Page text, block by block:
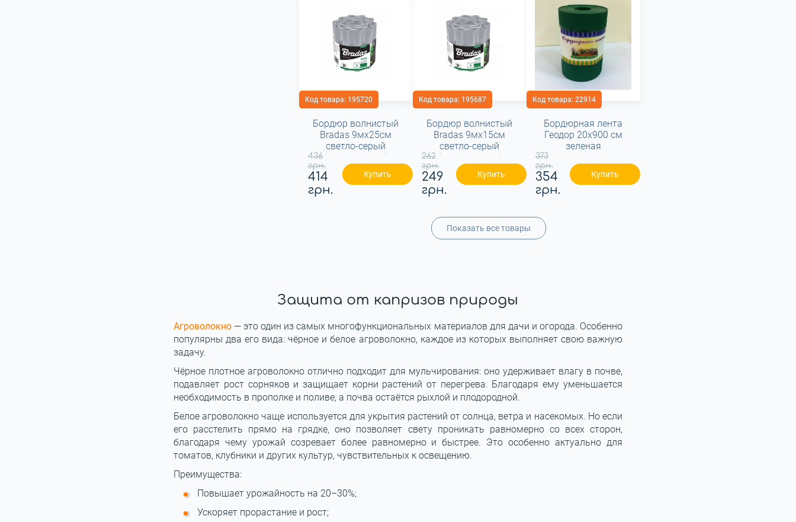
Бордюр волнистый
Bradas 9мx25см
светло-серый
(OBFLGY 0925)
Код товара: 195720
436
грн.
414
грн.
Купить
Бордюр волнистый
Bradas 9мх15см
светло-серый
(OBFLGY 0915)
Код товара: 195687
262
грн.
249
грн.
Купить
Бордюрная лента
Геодор 20x900 см
зеленая
Код товара: 22914
373
грн.
354
грн.
Купить
Показать все товары
Защита от капризов природы
Агроволокно — это один из самых многофункциональных материалов для дачи и огорода. Особенно
популярны два его вида: чёрное и белое агроволокно, каждое из которых выполняет свою важную
задачу.
Чёрное плотное агроволокно отлично подходит для мульчирования: оно удерживает влагу в почве,
подавляет рост сорняков и защищает корни растений от перегрева. Благодаря ему уменьшается
необходимость в прополке и поливе, а почва остаётся рыхлой и плодородной.
Белое агроволокно чаще используется для укрытия растений от солнца, ветра и насекомых. Но если
его расстелить прямо на грядке, оно позволяет свету проникать равномерно со всех сторон,
благодаря чему урожай созревает более равномерно и быстрее. Это особенно актуально для
томатов, клубники и других культур, чувствительных к освещению.
Преимущества:
Повышает урожайность на 20–30%;
Ускоряет прорастание и рост;